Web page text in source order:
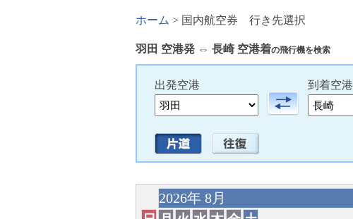
ホーム > 国内航空券 行き先選択
羽田 空港発 ⇔ 長崎空港着の飛行機を検索
出発空港 到着空港
2026年 8月